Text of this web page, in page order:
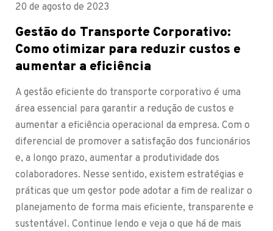
20 de agosto de 2023
Gestão do Transporte Corporativo:
Como otimizar para reduzir custos e
aumentar a eficiência
A gestão eficiente do transporte corporativo é uma
área essencial para garantir a redução de custos e
aumentar a eficiência operacional da empresa. Com o
diferencial de promover a satisfação dos funcionários
e, a longo prazo, aumentar a produtividade dos
colaboradores. Nesse sentido, existem estratégias e
práticas que um gestor pode adotar a fim de realizar o
planejamento de forma mais eficiente, transparente e
sustentável. Continue lendo e veja o que há de mais